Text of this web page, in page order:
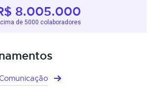
8.005.000
de 5000 colaboradores